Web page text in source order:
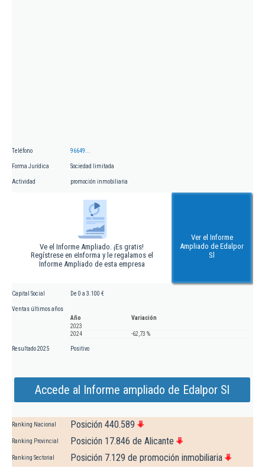
Teléfono 96649...
Forma Jurídica Sociedad limitada
Actividad promoción inmobiliaria
Ve el Informe Ampliado. ¡Es gratis!
Regístrese en eInforma y le regalamos el
Informe Ampliado de esta empresa
Ver el Informe
Ampliado de Edalpor
Sl
Capital Social De 0 a 3.100 €
Ventas últimos años
Año
Variación
2023
2024
-62,73 %
Resultado 2025 Positivo
Accede al Informe ampliado de Edalpor Sl
Ranking Nacional Posición 440.589
Ranking Provincial Posición 17.846 de Alicante
Ranking Sectorial Posición 7.129 de promoción inmobiliaria